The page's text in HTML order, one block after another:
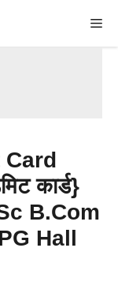
कार्ड}
B.Com
Hall